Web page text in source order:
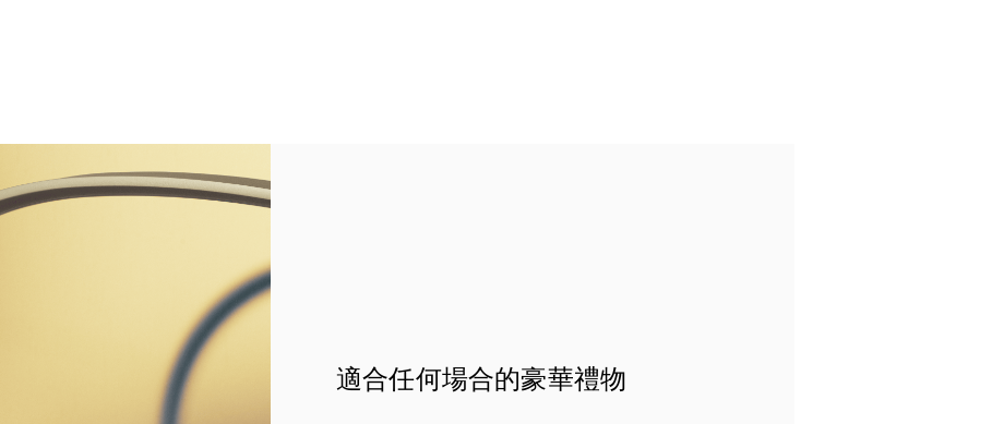
適合任何場合的豪華禮物